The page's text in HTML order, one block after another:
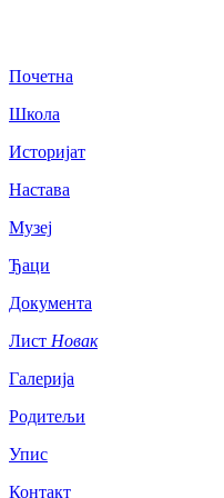
Почетна
Школа
Историјат
Настава
Музеј
Ђаци
Документа
Лист Новак
Галерија
Родитељи
Упис
Контакт